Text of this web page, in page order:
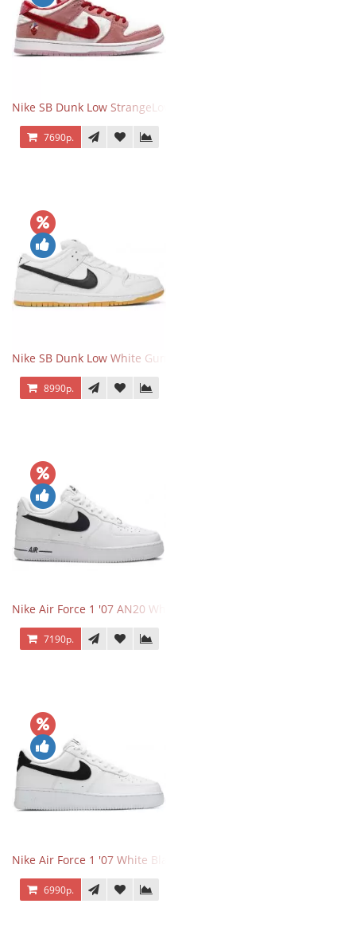
Nike SB Dunk Low StrangeLove Valentine's Day
7690р.
Nike SB Dunk Low White Gum
8990р.
Nike Air Force 1 '07 AN20 White Black
7190р.
Nike Air Force 1 '07 White Black
6990р.